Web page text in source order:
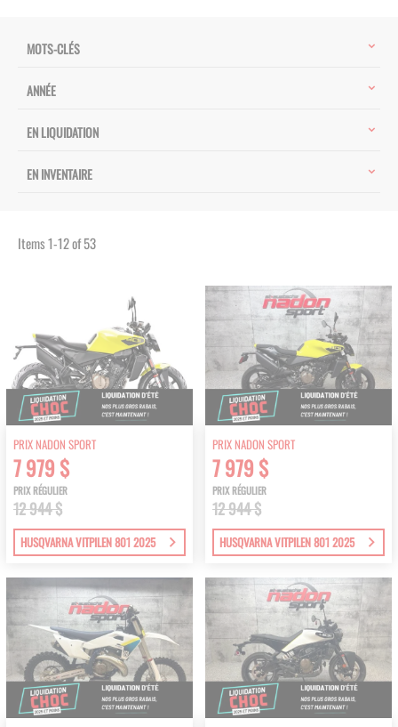
MOTS-CLÉS
ANNÉE
EN LIQUIDATION
EN INVENTAIRE
Items1-12of53
PRIX NADON SPORT
7 979 $
PRIX RÉGULIER
12 944 $
HUSQVARNA VITPILEN 801 2025
PRIX NADON SPORT
7 979 $
PRIX RÉGULIER
12 944 $
HUSQVARNA VITPILEN 801 2025